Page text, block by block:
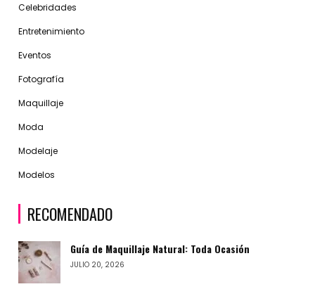
Celebridades
Entretenimiento
Eventos
Fotografía
Maquillaje
Moda
Modelaje
Modelos
RECOMENDADO
Guía de Maquillaje Natural: Toda Ocasión
JULIO 20, 2026